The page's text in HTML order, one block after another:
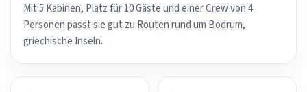
Mit 5 Kabinen, Platz für 10 Gäste und einer Crew von 4
Personen passt sie gut zu Routen rund um Bodrum,
griechische Inseln.